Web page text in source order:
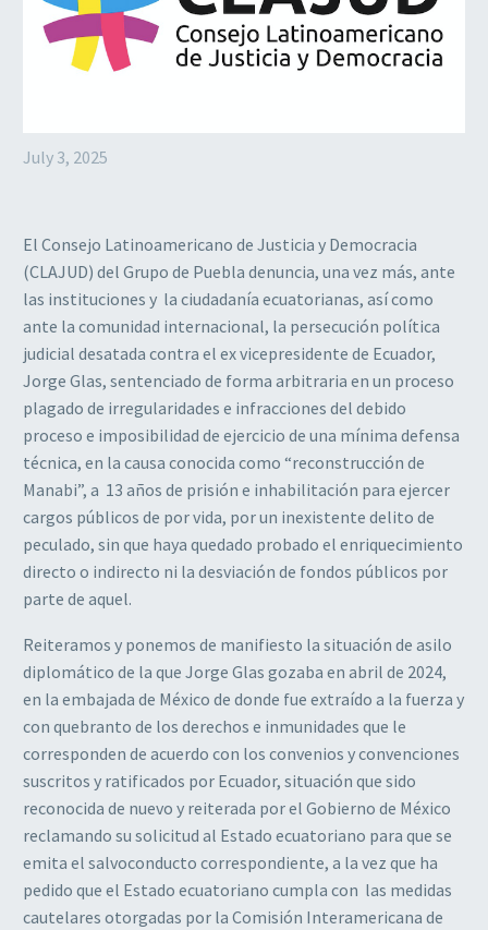
July 3, 2025
El Consejo Latinoamericano de Justicia y Democracia
(CLAJUD) del Grupo de Puebla denuncia, una vez más, ante
las instituciones y la ciudadanía ecuatorianas, así como
ante la comunidad internacional, la persecución política
judicial desatada contra el ex vicepresidente de Ecuador,
Jorge Glas, sentenciado de forma arbitraria en un proceso
plagado de irregularidades e infracciones del debido
proceso e imposibilidad de ejercicio de una mínima defensa
técnica, en la causa conocida como “reconstrucción de
Manabi”, a 13 años de prisión e inhabilitación para ejercer
cargos públicos de por vida, por un inexistente delito de
peculado, sin que haya quedado probado el enriquecimiento
directo o indirecto ni la desviación de fondos públicos por
parte de aquel.
Reiteramos y ponemos de manifiesto la situación de asilo
diplomático de la que Jorge Glas gozaba en abril de 2024,
en la embajada de México de donde fue extraído a la fuerza y
con quebranto de los derechos e inmunidades que le
corresponden de acuerdo con los convenios y convenciones
suscritos y ratificados por Ecuador, situación que sido
reconocida de nuevo y reiterada por el Gobierno de México
reclamando su solicitud al Estado ecuatoriano para que se
emita el salvoconducto correspondiente, a la vez que ha
pedido que el Estado ecuatoriano cumpla con las medidas
cautelares otorgadas por la Comisión Interamericana de